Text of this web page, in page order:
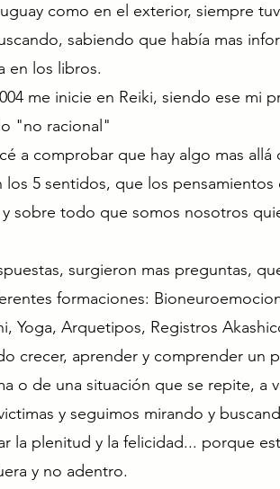
como en el exterior, siempre
sabiendo que había mas
en los libros.
me inicie en Reiki, siendo ese mi
"no racional"
a comprobar que hay algo mas allá
5 sentidos, que los pensamientos
y sobre todo que somos nosotros
surgieron mas preguntas,
formaciones:
Yoga, Arquetipos, Registros
crecer, aprender y comprender un
o de una situación que se repite, a
y seguimos mirando y
la plenitud y la felicidad... porque
y no adentro.